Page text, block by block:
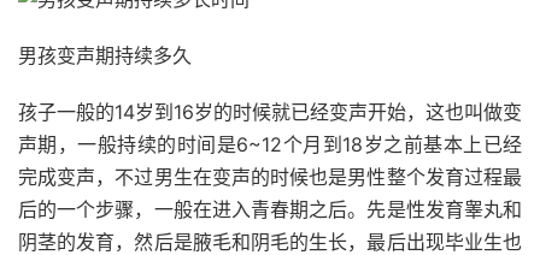
男孩变声期持续多久
孩子一般的14岁到16岁的时候就已经变声开始，这也叫做变
声期，一般持续的时间是6~12个月到18岁之前基本上已经
完成变声，不过男生在变声的时候也是男性整个发育过程最
后的一个步骤，一般在进入青春期之后。先是性发育睾丸和
阴茎的发育，然后是腋毛和阴毛的生长，最后出现毕业生也